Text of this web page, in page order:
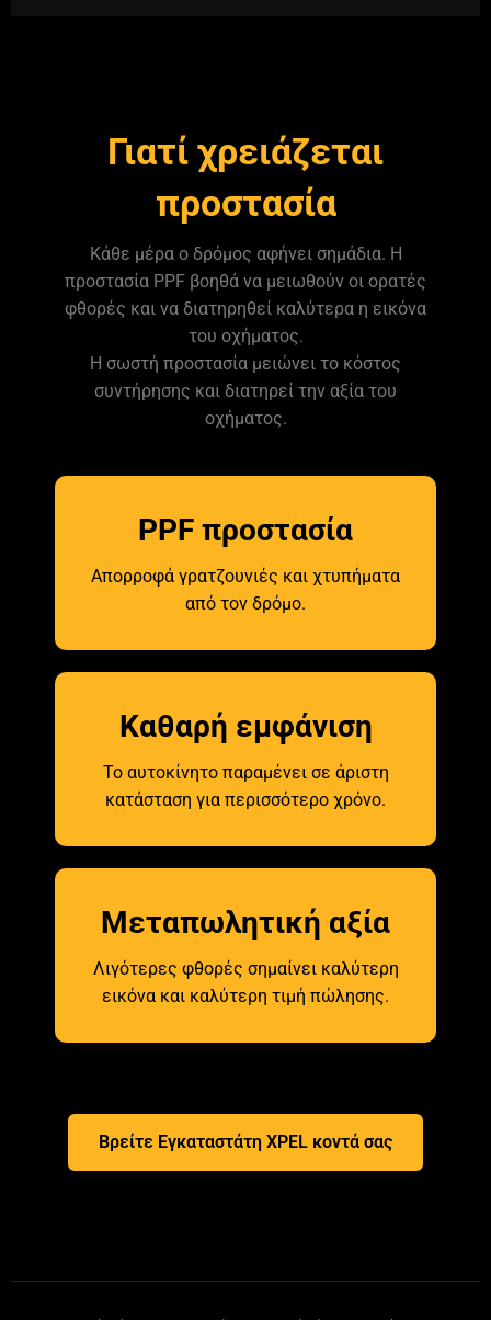
Γιατί χρειάζεται
προστασία
Κάθε μέρα ο δρόμος αφήνει σημάδια. Η
προστασία PPF βοηθά να μειωθούν οι ορατές
φθορές και να διατηρηθεί καλύτερα η εικόνα
του οχήματος.
Η σωστή προστασία μειώνει το κόστος
συντήρησης και διατηρεί την αξία του
οχήματος.
PPF προστασία
Απορροφά γρατζουνιές και χτυπήματα
από τον δρόμο.
Καθαρή εμφάνιση
Το αυτοκίνητο παραμένει σε άριστη
κατάσταση για περισσότερο χρόνο.
Μεταπωλητική αξία
Λιγότερες φθορές σημαίνει καλύτερη
εικόνα και καλύτερη τιμή πώλησης.
Βρείτε Εγκαταστάτη XPEL κοντά σας